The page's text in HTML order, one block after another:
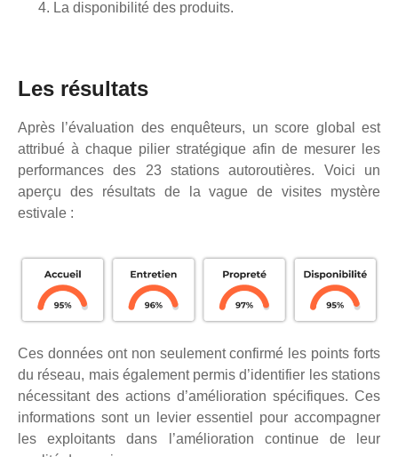
La disponibilité des produits.
Les résultats
Après l’évaluation des enquêteurs, un score global est
attribué à chaque pilier stratégique afin de mesurer les
performances des 23 stations autoroutières. Voici un
aperçu des résultats de la vague de visites mystère
estivale :
Ces données ont non seulement confirmé les points forts
du réseau, mais également permis d’identifier les stations
nécessitant des actions d’amélioration spécifiques. Ces
informations sont un levier essentiel pour accompagner
les exploitants dans l’amélioration continue de leur